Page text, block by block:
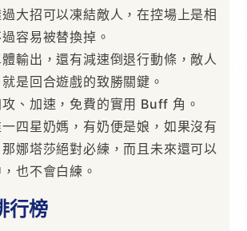
大招可以凍結敵人，在控場上是相
容易被替換掉。
輸出，還有減速倒退行動條，敵人
是回合遊戲的致勝關鍵。
、加速，免費的實用 Buff 角。
四星奶媽，有奶便是娘，如果沒有
娜塔莎絕對必練，而且未來還可以
也不會白練。
行榜